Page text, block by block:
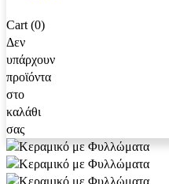
Cart (0)
Δεν
υπάρχουν
προϊόντα
στο
καλάθι
σας